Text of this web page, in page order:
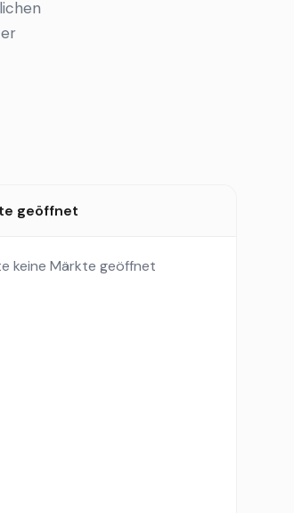
geöffnet
keine Märkte geöffnet